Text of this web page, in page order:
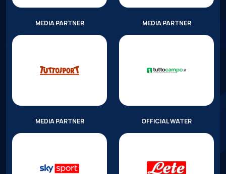
MEDIA PARTNER MEDIA PARTNER
MEDIA PARTNER OFFICIAL WATER